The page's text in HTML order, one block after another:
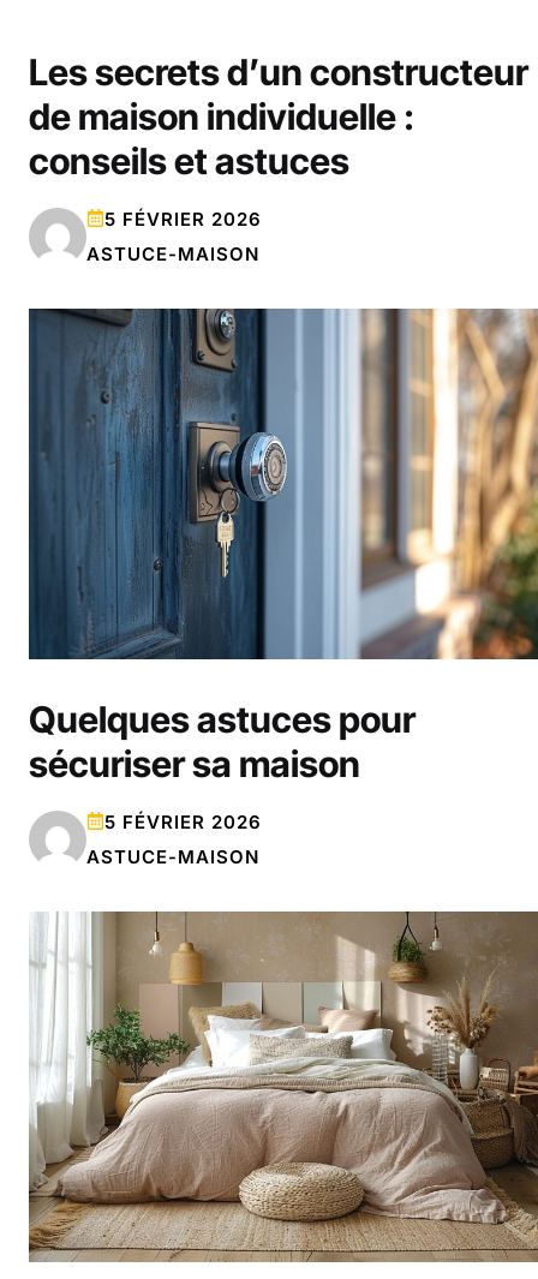
Les secrets d’un constructeur
de maison individuelle :
conseils et astuces
5 FÉVRIER 2026
ASTUCE-MAISON
Quelques astuces pour
sécuriser sa maison
5 FÉVRIER 2026
ASTUCE-MAISON